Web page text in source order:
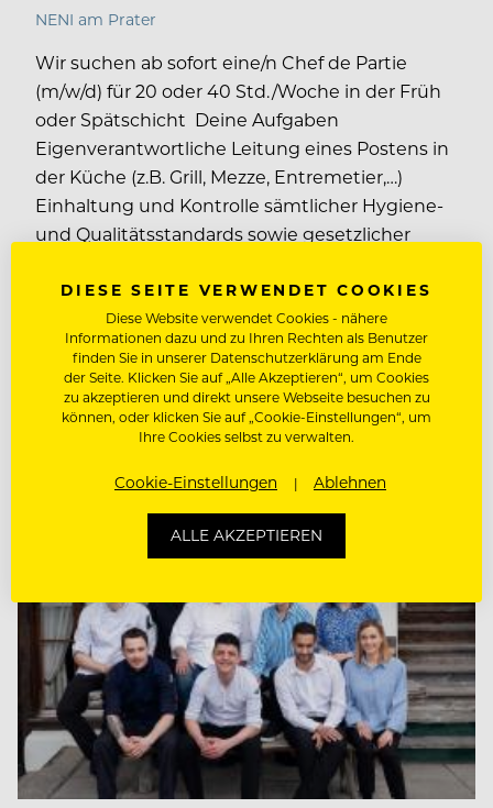
NENI am Prater
Wir suchen ab sofort eine/n Chef de Partie
(m/w/d) für 20 oder 40 Std./Woche in der Früh
oder Spätschicht Deine Aufgaben
Eigenverantwortliche Leitung eines Postens in
der Küche (z.B. Grill, Mezze, Entremetier,…)
Einhaltung und Kontrolle sämtlicher Hygiene-
und Qualitätsstandards sowie gesetzlicher
Küchenchef und anderen Postenchefs zur
Gewährleistung eines reibungslosen Ablaufs
Verantwortungsvoller…
Bis zu € 3.000,00 brutto pro Monat
DIESE SEITE VERWENDET COOKIES
Diese Website verwendet Cookies - nähere
Informationen dazu und zu Ihren Rechten als Benutzer
finden Sie in unserer Datenschutzerklärung am Ende
der Seite. Klicken Sie auf „Alle Akzeptieren“, um Cookies
zu akzeptieren und direkt unsere Webseite besuchen zu
können, oder klicken Sie auf „Cookie-Einstellungen“, um
Ihre Cookies selbst zu verwalten.
Cookie-Einstellungen Ablehnen
ALLE AKZEPTIEREN